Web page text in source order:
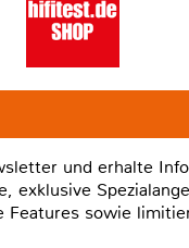
und erhalte
exklusive
Features sowie